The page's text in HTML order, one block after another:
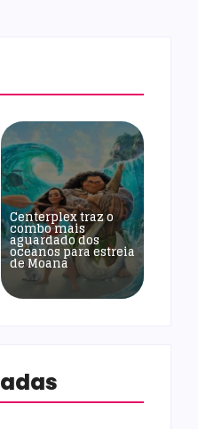
Centerplex traz o
combo mais
aguardado dos
oceanos para estreia
de Moana